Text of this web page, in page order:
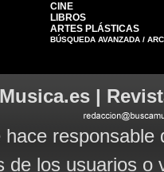
CINE
LIBROS
ARTES PLÁSTICAS
BÚSQUEDA AVANZADA /
|
de los usuarios